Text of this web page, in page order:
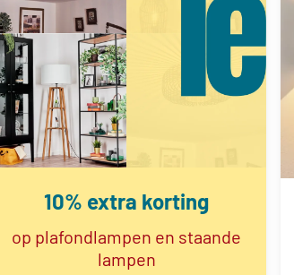
10% extra korting
op plafondlampen en staande
lampen